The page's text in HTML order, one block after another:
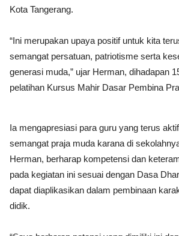
Kota Tangerang.
“Ini merupakan upaya positif untuk kita
semangat persatuan, patriotisme serta
generasi muda,” ujar Herman, dihadapan
pelatihan Kursus Mahir Dasar Pembina
Ia mengapresiasi para guru yang terus
semangat praja muda karana di
Herman, berharap kompetensi dan
pada kegiatan ini sesuai dengan Dasa
dapat diaplikasikan dalam pembinaan
didik.